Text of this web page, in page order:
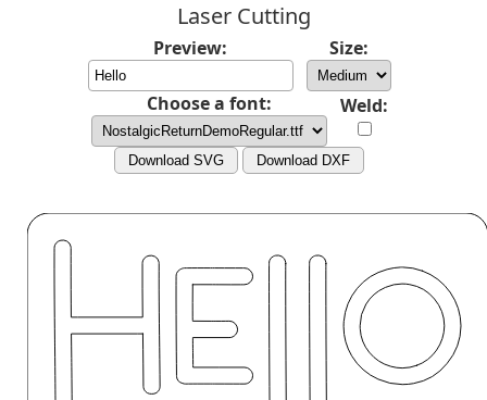
Laser Cutting
Preview: Size:
Choose a font: Weld:
Download SVG Download DXF